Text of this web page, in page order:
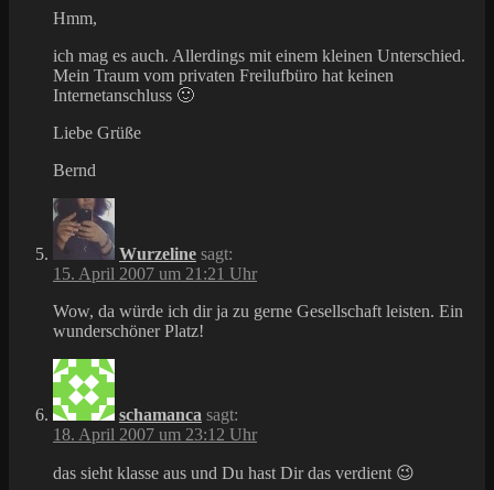
Hmm,
ich mag es auch. Allerdings mit einem kleinen Unterschied.
Mein Traum vom privaten Freilufbüro hat keinen
Internetanschluss 🙂
Liebe Grüße
Bernd
Wurzeline sagt:
15. April 2007 um 21:21 Uhr
Wow, da würde ich dir ja zu gerne Gesellschaft leisten. Ein
wunderschöner Platz!
schamanca sagt:
18. April 2007 um 23:12 Uhr
das sieht klasse aus und Du hast Dir das verdient 😉